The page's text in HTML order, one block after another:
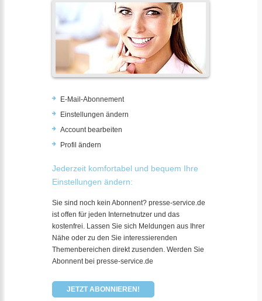
E-Mail-Abonnement
Einstellungen ändern
Account bearbeiten
Profil ändern
Jederzeit komfortabel und bequem Ihre
Einstellungen ändern:
Sie sind noch kein Abonnent? presse-service.de
ist offen für jeden Internetnutzer und das
kostenfrei. Lassen Sie sich Meldungen aus Ihrer
Nähe oder zu den Sie interessierenden
Themenbereichen direkt zusenden. Werden Sie
Abonnent bei presse-service.de
JETZT ABONNIEREN!